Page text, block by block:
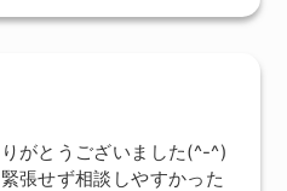
がとうございました(^-^)
張せず相談しやすかった